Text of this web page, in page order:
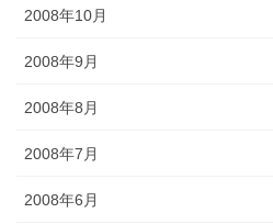
2008年10月
2008年9月
2008年8月
2008年7月
2008年6月